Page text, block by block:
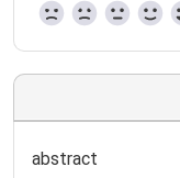
abstract